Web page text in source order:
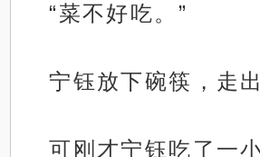
“菜不好吃。”
宁钰放下碗筷，走
可刚才宁钰吃了一